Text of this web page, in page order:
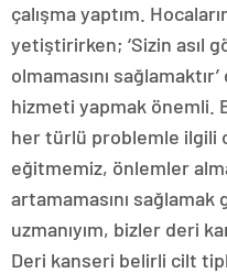
çalışma yaptım.
yetiştirirken; ‘Sizin asıl
olmamasını
hizmeti yapmak önemli.
her türlü problemle ilgili
eğitmemiz, önlemler
artamamasını
uzmanıyım, bizler deri
Deri kanseri belirli cilt